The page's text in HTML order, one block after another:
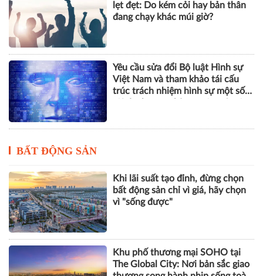
lẹt đẹt: Do kém cỏi hay bản thân
đang chạy khác múi giờ?
Yêu cầu sửa đổi Bộ luật Hình sự
Việt Nam và tham khảo tái cấu
trúc trách nhiệm hình sự một số
BẤT ĐỘNG SẢN
Khi lãi suất tạo đỉnh, đừng chọn
bất động sản chỉ vì giá, hãy chọn
vì "sống được"
Khu phố thương mại SOHO tại
The Global City: Nơi bản sắc giao